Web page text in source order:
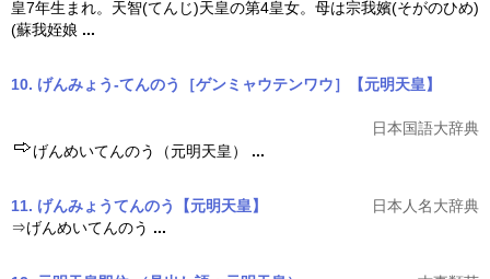
皇7年生まれ。天智(てんじ)天皇の第4皇女。母は宗我嬪(そがのひめ)
(蘇我姪娘 ...
10. げんみょう‐てんのう［ゲンミャウテンワウ］【元明天皇】
日本国語大辞典
げんめいてんのう（元明天皇） ...
11. げんみょうてんのう【元明天皇】
日本人名大辞典
⇒げんめいてんのう ...